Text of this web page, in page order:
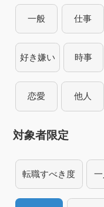
一般 仕事
好き嫌い 時事
恋愛 他人
対象者限定
転職すべき度